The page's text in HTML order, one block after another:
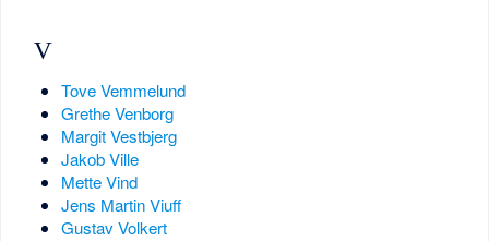
V
Tove Vemmelund
Grethe Venborg
Margit Vestbjerg
Jakob Ville
Mette Vind
Jens Martin Viuff
Gustav Volkert